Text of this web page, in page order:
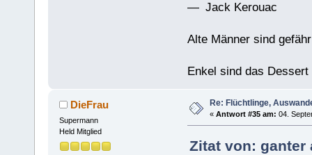
— Jack Kerouac
Alte Männer sind
Enkel sind das
DieFrau
Supermann
Held Mitglied
Re: Flüchtlinge,
« Antwort #35 am: 04.
Zitat von: ganter